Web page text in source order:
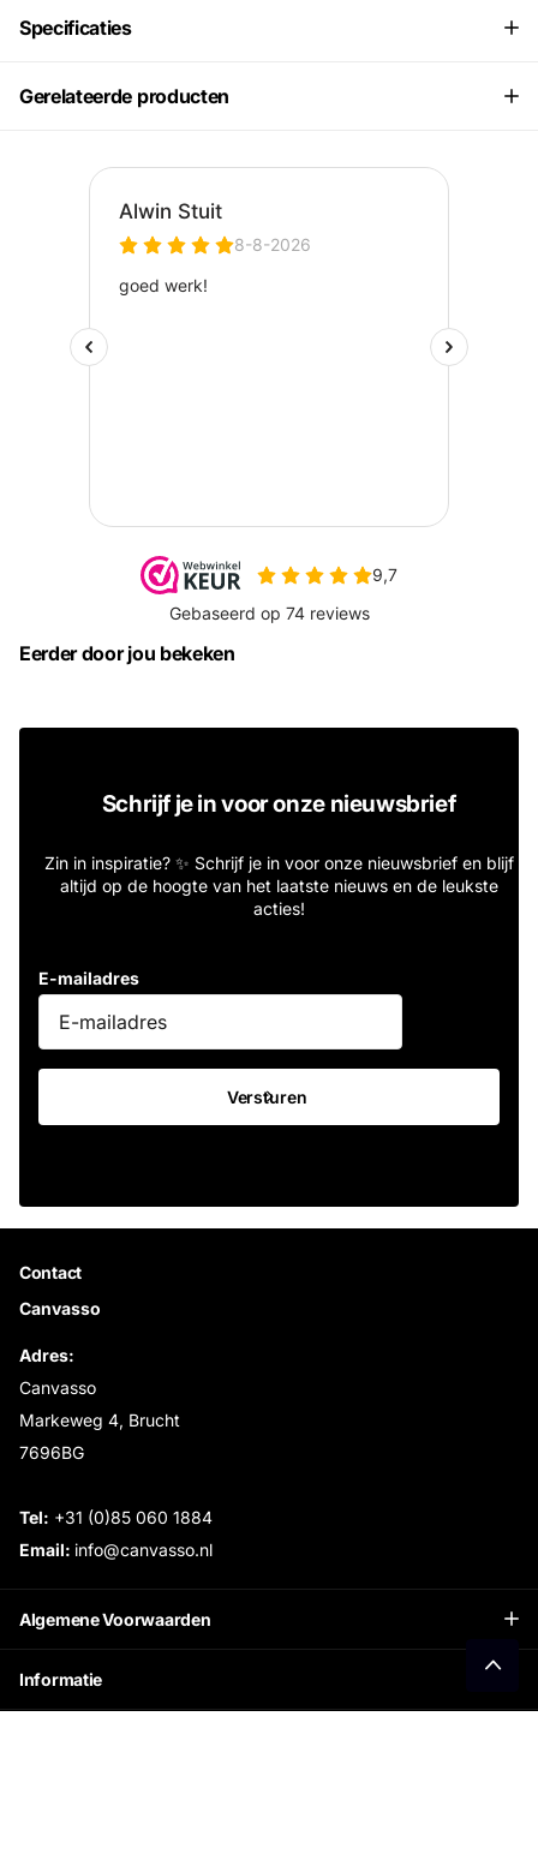
Specificaties
Gerelateerde producten
Eerder door jou bekeken
Schrijf je in voor onze nieuwsbrief
Zin in inspiratie? ✨ Schrijf je in voor onze nieuwsbrief en blijf
altijd op de hoogte van het laatste nieuws en de leukste
acties!
E-mailadres
Versturen
Algemene Voorwaarden
Informatie
Contact
Canvasso
Adres:
Canvasso
Markeweg 4, Brucht
7696BG
Tel: +31 (0)85 060 1884
Email: info@canvasso.nl